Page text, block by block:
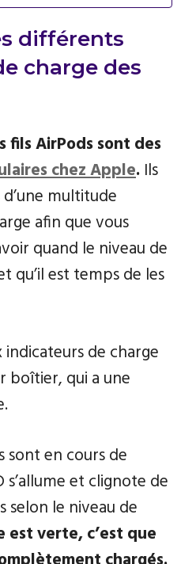
différents
charge des
fils AirPods sont des
chez Apple. Ils
multitude
afin que vous
quand le niveau de
qu’il est temps de les
indicateurs de charge
boîtier, qui a une
sont en cours de
s’allume et clignote de
selon le niveau de
est verte, c’est que